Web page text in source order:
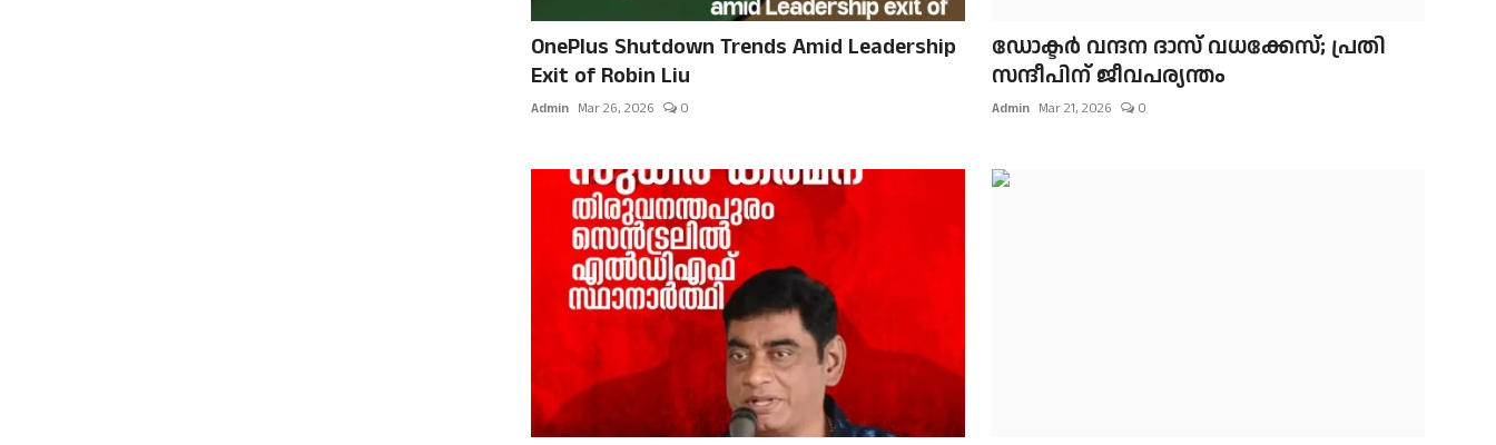
OnePlus Shutdown Trends Amid Leadership
Exit of Robin Liu
Admin Mar 26, 2026 0
ഡോക്ടർ വന്ദന ദാസ് വധക്കേസ്; പ്രതി
സന്ദീപിന് ജീവപര്യന്തം
Admin Mar 21, 2026 0